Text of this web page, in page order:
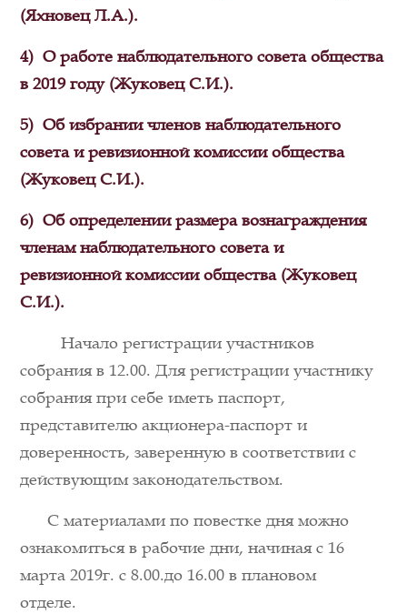
(Яхновец Л.А.).
4) О работе наблюдательного совета общества
в 2019 году (Жуковец С.И.).
5) Об избрании членов наблюдательного
совета и ревизионной комиссии общества
(Жуковец С.И.).
6) Об определении размера вознаграждения
членам наблюдательного совета и
ревизионной комиссии общества (Жуковец
С.И.).
Начало регистрации участников
собрания в 12.00. Для регистрации участнику
собрания при себе иметь паспорт,
представителю акционера-паспорт и
доверенность, заверенную в соответствии с
действующим законодательством.
С материалами по повестке дня можно
ознакомиться в рабочие дни, начиная с 16
марта 2019г. с 8.00.до 16.00 в плановом
отделе.